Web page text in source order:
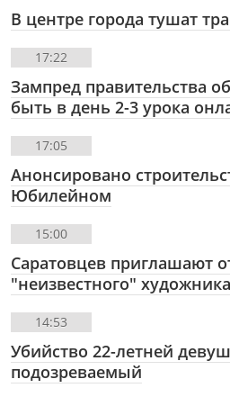
В центре города тушат
17:22
Зампред правительства
быть в день 2-3 урока
17:05
Анонсировано
Юбилейном
15:00
Саратовцев приглашают
"неизвестного"
14:53
Убийство 22-летней
подозреваемый